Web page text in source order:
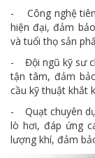
- Công nghệ tiên
hiện đại, đảm
và tuổi thọ sản
- Đội ngũ kỹ sư
tận tâm, đảm
cầu kỹ thuật khắt
- Quạt chuyên
lò hơi, đáp ứng
lượng khí, đảm